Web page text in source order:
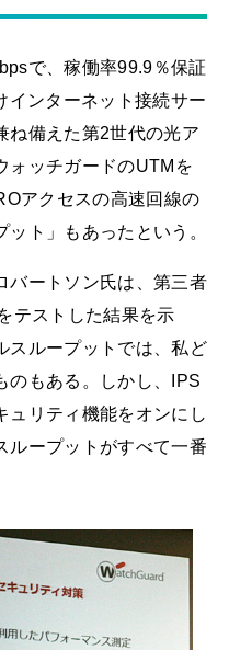
で、稼働率99.9％保証
インターネット接続サー
ね備えた第2世代の光ア
ォッチガードのUTMを
アクセスの高速回線の
ト」もあったという。
バートソン氏は、第三者
テストした結果を示
スループットでは、私ど
のもある。しかし、IPS
ュリティ機能をオンにし
ループットがすべて一番